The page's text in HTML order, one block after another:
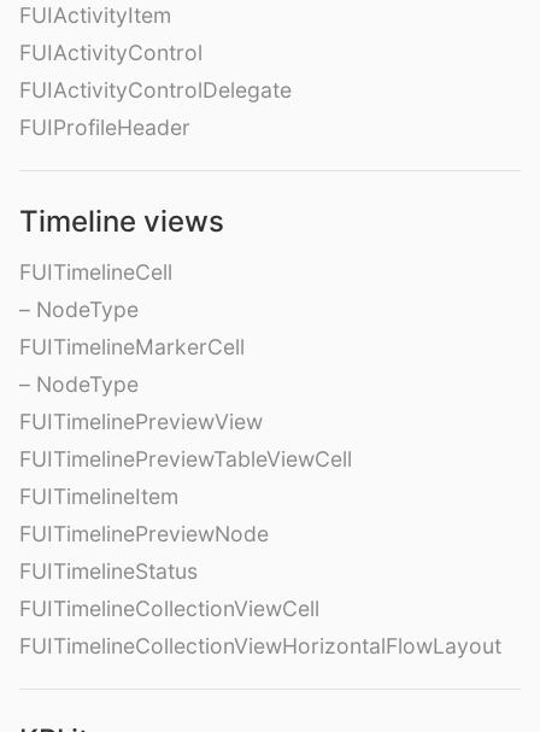
FUIActivityItem
FUIActivityControl
FUIActivityControlDelegate
FUIProfileHeader
Timeline views
FUITimelineCell
– NodeType
FUITimelineMarkerCell
– NodeType
FUITimelinePreviewView
FUITimelinePreviewTableViewCell
FUITimelineItem
FUITimelinePreviewNode
FUITimelineStatus
FUITimelineCollectionViewCell
FUITimelineCollectionViewHorizontalFlowLayout